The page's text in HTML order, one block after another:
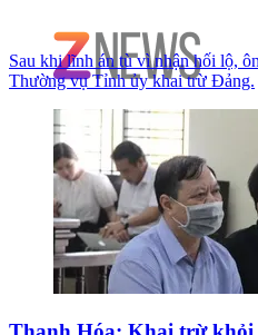
Sau khi lĩnh án tù vì nhận hối lộ,
Thường vụ Tỉnh ủy khai trừ Đảng.